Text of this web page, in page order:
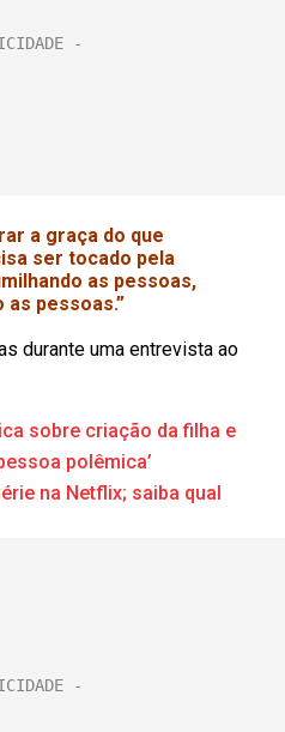
a graça do que
ser tocado pela
as pessoas,
as pessoas.”
durante uma entrevista ao
sobre criação da filha e
polêmica’
na Netflix; saiba qual